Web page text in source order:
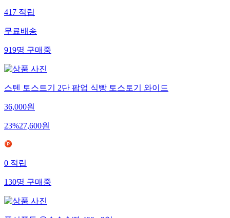
417적립
무료배송
919명구매중
스텐 토스트기 2단 팝업 식빵 토스토기 와이드
36,000원
23%27,600원
0적립
130명구매중